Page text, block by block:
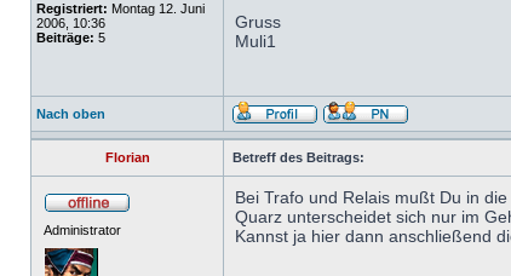
Registriert: Montag 12. Juni
2006, 10:36
Beiträge: 5
Gruss
Muli1
Nach oben
Florian Betreff des Beitrags:
Administrator
Bei Trafo und Relais mußt Du in
Quarz unterscheidet sich nur im
Kannst ja hier dann anschließend